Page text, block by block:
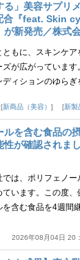
る」美容サプリ
合『feat. Skin
が新発売／株式
もに、スキンケア
が広がっていま
ディションのゆら
新商品（美容） 新製
ルを含む食品の
性が確認されま
は、ポリフェノ
います。この度
含む食品を4週間
2026年08月04日 20